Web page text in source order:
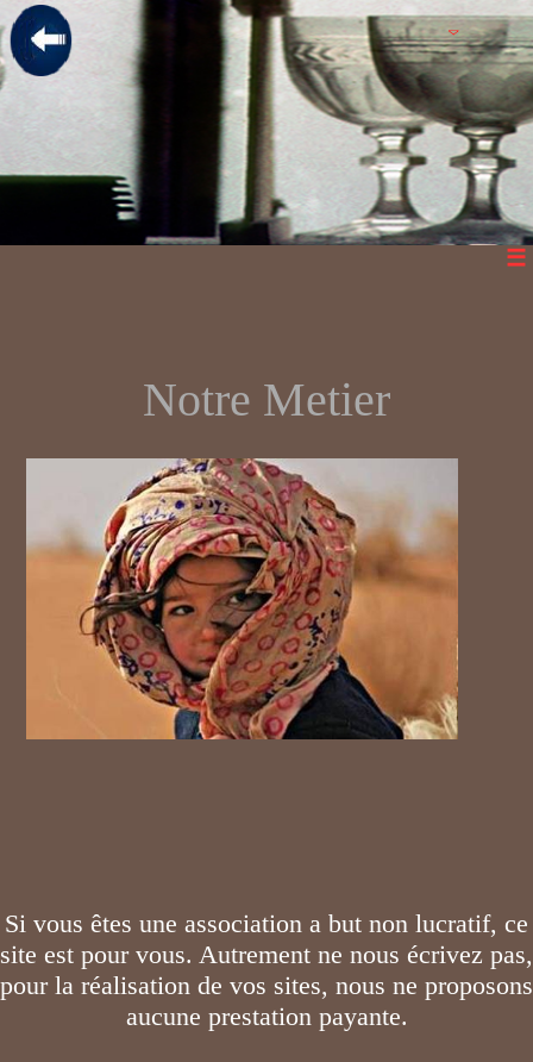
Notre Metier
Si vous êtes une association a but non lucratif, ce
site est pour vous. Autrement ne nous écrivez pas,
pour la réalisation de vos sites, nous ne proposons
aucune prestation payante.